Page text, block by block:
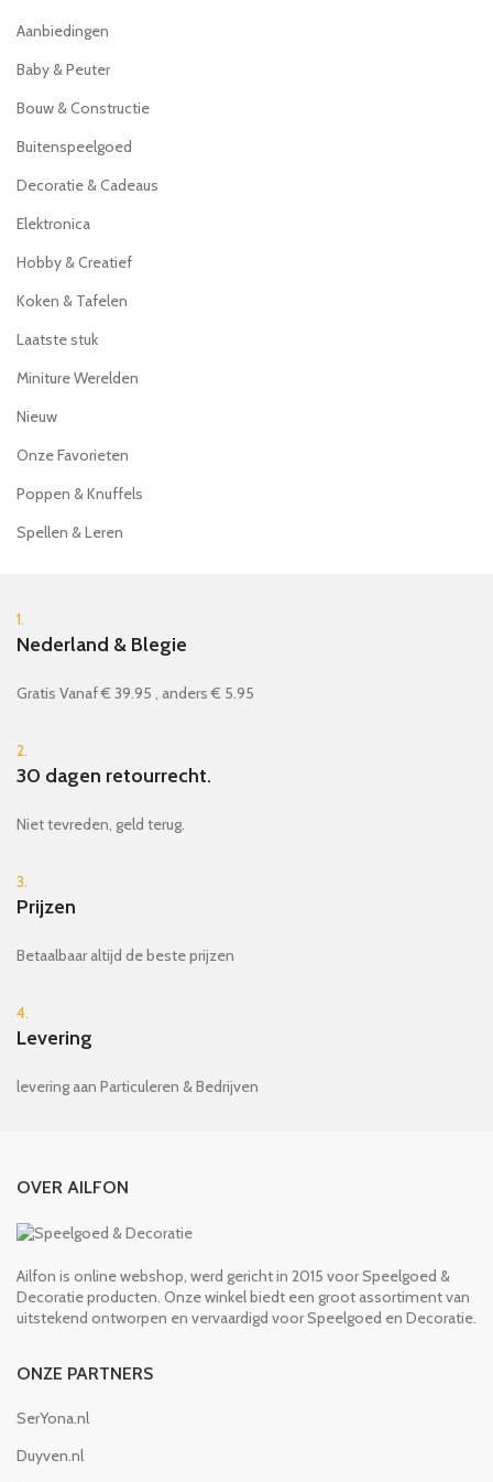
Aanbiedingen
Baby & Peuter
Bouw & Constructie
Buitenspeelgoed
Decoratie & Cadeaus
Elektronica
Hobby & Creatief
Koken & Tafelen
Laatste stuk
Miniture Werelden
Nieuw
Onze Favorieten
Poppen & Knuffels
Spellen & Leren
1.
Nederland & Blegie
Gratis Vanaf € 39.95 , anders € 5.95
2.
30 dagen retourrecht.
Niet tevreden, geld terug.
3.
Prijzen
Betaalbaar altijd de beste prijzen
4.
Levering
levering aan Particuleren & Bedrijven
OVER AILFON
Ailfon is online webshop, werd gericht in 2015 voor Speelgoed &
Decoratie producten. Onze winkel biedt een groot assortiment van
uitstekend ontworpen en vervaardigd voor Speelgoed en Decoratie.
ONZE PARTNERS
SerYona.nl
Duyven.nl